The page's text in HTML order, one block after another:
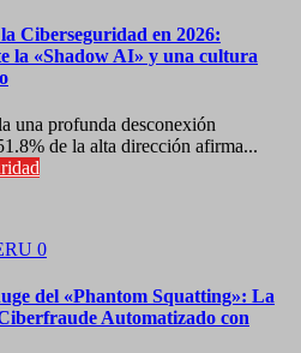
Ciberseguridad en 2026:
la «Shadow AI» y una cultura
una profunda desconexión
de la alta dirección afirma...
0
del «Phantom Squatting»: La
Automatizado con